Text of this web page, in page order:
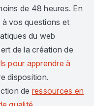
de 48 heures. En
vos questions et
du web
de la création de
pour apprendre à
disposition.
de ressources en